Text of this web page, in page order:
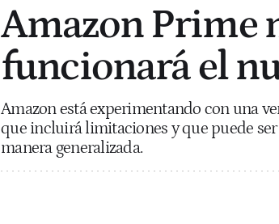
Amazon Prime
funcionará el
Amazon está experimentando con una
que incluirá limitaciones y que puede
manera generalizada.